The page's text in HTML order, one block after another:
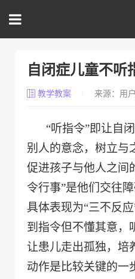
自闭症儿童不听
教学教案 来源：用
“听指令”即让自
别人的意念，树立与
促进孩子与他人之间
令行事”是他们交往
具体表现为“三不反
到指令但不懂其意，
让患儿走出孤独，培
动作是比较关键的一